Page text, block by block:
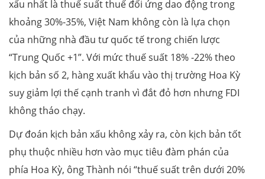
xấu nhất là thuế suất thuế đối ứng dao động trong
khoảng 30%-35%, Việt Nam không còn là lựa chọn
của những nhà đầu tư quốc tế trong chiến lược
“Trung Quốc +1”. Với mức thuế suất 18% -22% theo
kịch bản số 2, hàng xuất khẩu vào thị trường Hoa Kỳ
suy giảm lợi thế cạnh tranh vì đắt đỏ hơn nhưng FDI
không tháo chạy.
Dự đoán kịch bản xấu không xảy ra, còn kịch bản tốt
phụ thuộc nhiều hơn vào mục tiêu đàm phán của
phía Hoa Kỳ, ông Thành nói “thuế suất trên dưới 20%